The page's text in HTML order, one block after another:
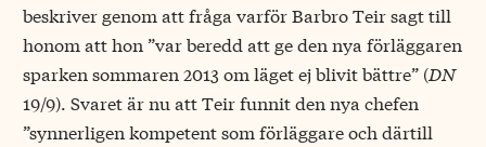
beskriver genom att fråga varför Barbro Teir sagt till
honom att hon ”var beredd att ge den nya förläggaren
sparken sommaren 2013 om läget ej blivit bättre” (DN
19/9). Svaret är nu att Teir funnit den nya chefen
”synnerligen kompetent som förläggare och därtill